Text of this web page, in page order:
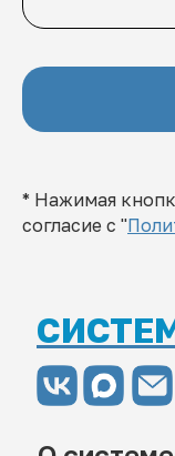
* Нажимая
согласие с "